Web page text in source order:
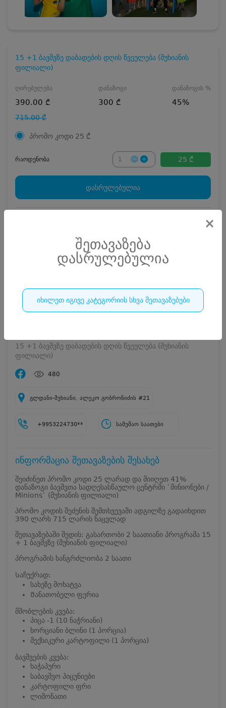
×
შეთავაზება
დასრულებულია
იხილეთ იგივე კატეგორიის სხვა შეთავაზებები
15 +1 ბავშვზე დაბადების დღის წვეულება (მუხიანის
ფილიალი)
ღირებულება
390.00 ₾
715.00 ₾
დანაზოგი
300 ₾
დანაზოგის %
45%
პრომო კოდი 25 ₾
რაოდენობა 25 ₾
დასრულებულია
15 +1 ბავშვზე დაბადების დღის წვეულება (მუხიანის
ფილიალი)
480
გლდანი-მუხიანი, ალეკო გობრონიძის #21
+9953224730** სამუშაო საათები
ინფორმაცია შეთავაზების შესახებ
შეიძინეთ პრომო კოდი 25 ლარად და მიიღეთ 41%
დანაზოგი ბავშვთა სადღესასწაულო ცენტრში `მინიონები /
Minions` (მუხიანის ფილიალი)
პრომო კოდის შეძენის შემთხვევაში ადგილზე გადაიხდით
390 ლარს 715 ლარის ნაცვლად
შეთავაზებაში შედის: გასართობი 2 საათიანი პროგრამა 15
+ 1 ბავშვზე (მუხიანის ფილიალი)
პროგრამის ხანგრძლიობა 2 საათი
Საჩუქრად:
სახეზე მოხატვა
Მანათობელი ფერია
მშობლების კვება:
პიცა -1 (10 ნაჭრიანი)
ხორციანი ბლინი (1 პორცია)
მექსიკური კარტოფილი (1 პორცია)
ბავშვების კვება:
ხაჭაპური
საბავშვო პიცუნიები
კარტოფილი ფრი
ლიმონათი